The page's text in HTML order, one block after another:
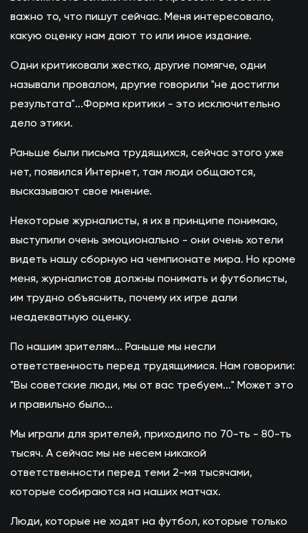
важно то, что пишут сейчас. Меня интересовало,
какую оценку нам дают то или иное издание.
Одни критиковали жестко, другие помягче, одни
называли провалом, другие говорили "не достигли
результата"...Форма критики - это исключительно
дело этики.
Раньше были письма трудящихся, сейчас этого уже
нет, появился Интернет, там люди общаются,
высказывают свое мнение.
Некоторые журналисты, я их в принципе понимаю,
выступили очень эмоционально - они очень хотели
видеть нашу сборную на чемпионате мира. Но кроме
меня, журналистов должны понимать и футболисты,
им трудно объяснить, почему их игре дали
неадекватную оценку.
По нашим зрителям... Раньше мы несли
ответственность перед трудящимися. Нам говорили:
"Вы советские люди, мы от вас требуем..." Может это
и правильно было...
Мы играли для зрителей, приходило по 70-ть - 80-ть
тысяч. А сейчас мы не несем никакой
ответственности перед теми 2-мя тысячами,
которые собираются на наших матчах.
Люди, которые не ходят на футбол, которые только